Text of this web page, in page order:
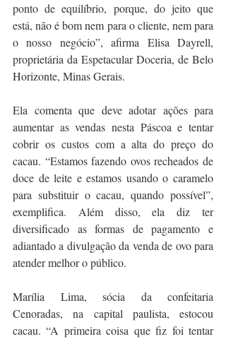
ponto de equilíbrio, porque, do jeito que
está, não é bom nem para o cliente, nem para
o nosso negócio”, afirma Elisa Dayrell,
proprietária da Espetacular Doceria, de Belo
Horizonte, Minas Gerais.
Ela comenta que deve adotar ações para
aumentar as vendas nesta Páscoa e tentar
cobrir os custos com a alta do preço do
cacau. “Estamos fazendo ovos recheados de
doce de leite e estamos usando o caramelo
para substituir o cacau, quando possível”,
exemplifica. Além disso, ela diz ter
diversificado as formas de pagamento e
adiantado a divulgação da venda de ovo para
atender melhor o público.
Marília Lima, sócia da confeitaria
Cenoradas, na capital paulista, estocou
cacau. “A primeira coisa que fiz foi tentar